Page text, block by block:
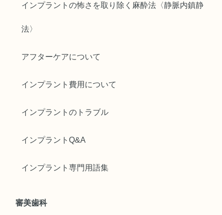
インプラントの怖さを取り除く麻酔法〈静脈内鎮静
法〉
アフターケアについて
インプラント費用について
インプラントのトラブル
インプラントQ&A
インプラント専門用語集
審美歯科